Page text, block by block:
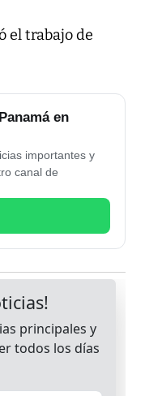
el trabajo de
en
importantes y
canal de